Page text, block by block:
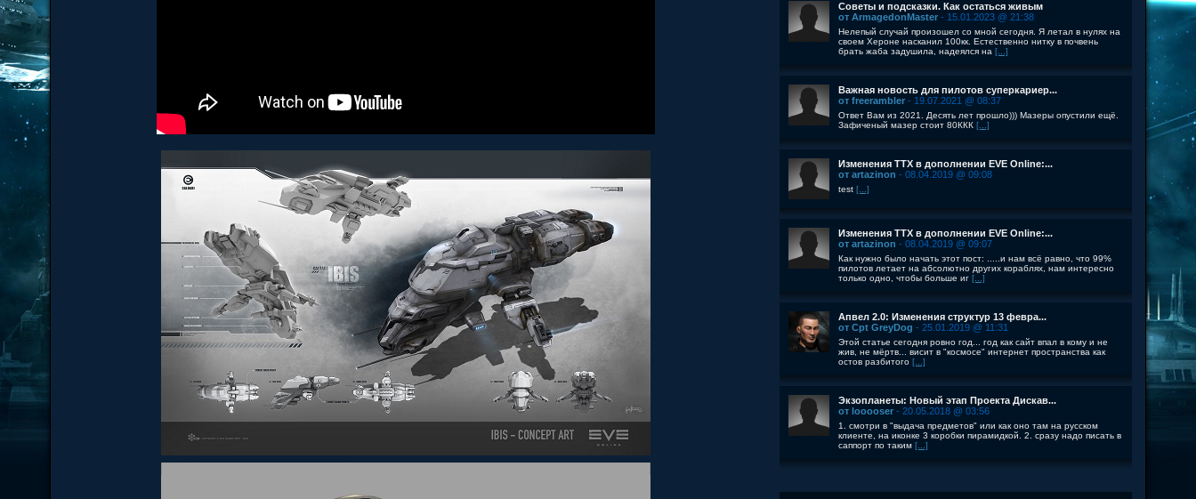
Советы и подсказки. Как остаться живым
от ArmagedonMaster - 15.01.2023 @ 21:38
Нелепый случай произошел со мной сегодня. Я летал в нулях на
своем Хероне насканил 100кк. Естественно нитку в почвень
брать жаба задушила, надеялся на [...]
Важная новость для пилотов суперкариер...
от freerambler - 19.07.2021 @ 08:37
Ответ Вам из 2021. Десять лет прошло))) Мазеры опустили ещё.
Зафиченый мазер стоит 80ККК [...]
Изменения ТТХ в дополнении EVE Online:...
от artazinon - 08.04.2019 @ 09:08
test [...]
Изменения ТТХ в дополнении EVE Online:...
от artazinon - 08.04.2019 @ 09:07
Как нужно было начать этот пост: .....и нам всё равно, что 99%
пилотов летает на абсолютно других кораблях, нам интересно
только одно, чтобы больше иг [...]
Апвел 2.0: Изменения структур 13 февра...
от Cpt GreyDog - 25.01.2019 @ 11:31
Этой статье сегодня ровно год... год как сайт впал в кому и не
жив, не мёртв... висит в "космосе" интернет пространства как
остов разбитого [...]
Экзопланеты: Новый этап Проекта Дискав...
от looooser - 20.05.2018 @ 03:56
1. смотри в "выдача предметов" или как оно там на русском
клиенте, на иконке 3 коробки пирамидкой. 2. сразу надо писать в
саппорт по таким [...]